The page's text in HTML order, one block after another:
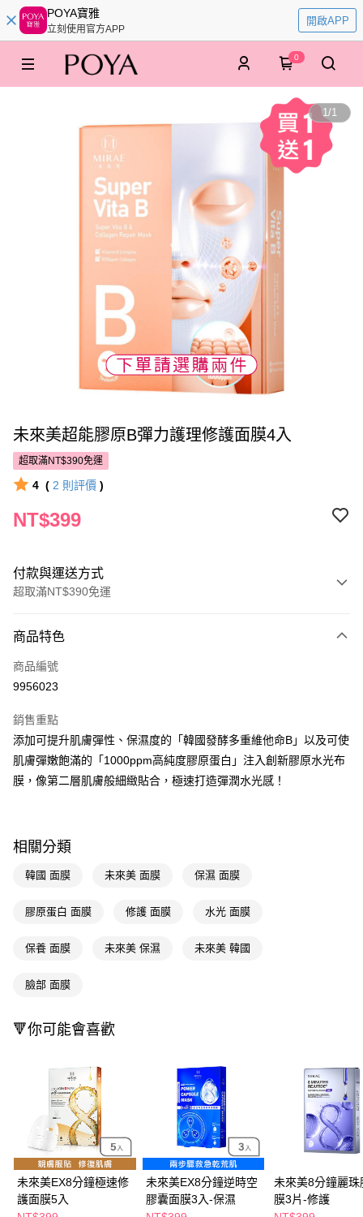
POYA寶雅
立刻使用官方APP
開啟APP
0
1/1
未來美超能膠原B彈力護理修護面膜4入
超取滿NT$390免運
4 ( 2 則評價 )
NT$399
付款與運送方式
超取滿NT$390免運
POYA支付
信用卡一次付款
LINE Pay
Apple Pay
Google Pay
相關說明
便利好安心！
２．便利：只要手機號碼，簡訊認證，即可結帳。
【「AFTEE先享後付」結帳流程】
２．訂單成立數日內，您將收到繳費通知簡訊。
３．收到繳費通知簡訊後14天內，點擊此簡訊中的連結，可透過四大超商／
ATM／網路銀行／等多元方式進行付款，方視為交易完成。
※ 請注意：結帳手續完成當下不需立刻繳費，但若您需要取消訂單，請聯絡
購買商品的店家。未經商家同意取消之訂單仍視為有效，需透過AFTEE先享
後付繳納相關費用。
※ 交易是否成功請以「AFTEE先享後付 」之結帳頁面顯示為準，若有關於
是否繳費成功／繳費後需取消欲退款等相關疑問，請聯繫「AFTEE先享後付
客戶支援中心」https://netprotections.freshdesk.com/support/home
每筆NT$65，滿NT$390(含以上)免運費
每筆NT$65，滿NT$390(含以上)免運費
萊爾富取貨付款
每筆NT$65，滿NT$490(含以上)免運費
付款後萊爾富取貨
每筆NT$65，滿NT$490(含以上)免運費
7-11取貨付款
商品特色
商品編號
9956023
銷售重點
添加可提升肌膚彈性、保濕度的「韓國發酵多重維他命B」以及可使
肌膚彈嫩飽滿的「1000ppm高純度膠原蛋白」注入創新膠原水光布
膜，像第二層肌膚般細緻貼合，極速打造彈潤水光感！
相關分類
韓國 面膜 未來美 面膜 保濕 面膜
膠原蛋白 面膜 修護 面膜 水光 面膜
保養 面膜 未來美 保濕 未來美 韓國
臉部 面膜
🔻你可能會喜歡
未來美EX8分鐘極速修
護面膜5入
未來美EX8分鐘逆時空
膠囊面膜3入-保濕
未來美8分鐘麗珠
膜3片-修護